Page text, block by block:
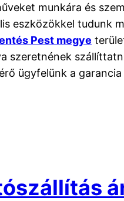
munkára és
eszközökkel tudunk
Pest megye
szeretnének
ügyfelünk a garancia